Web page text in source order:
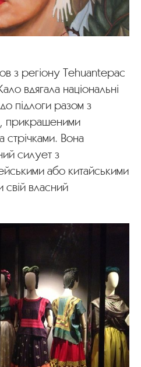
з регіону Tehuantepac
вдягала національні
підлоги разом з
прикрашеними
стрічками. Вона
силует з
або китайськими
власний